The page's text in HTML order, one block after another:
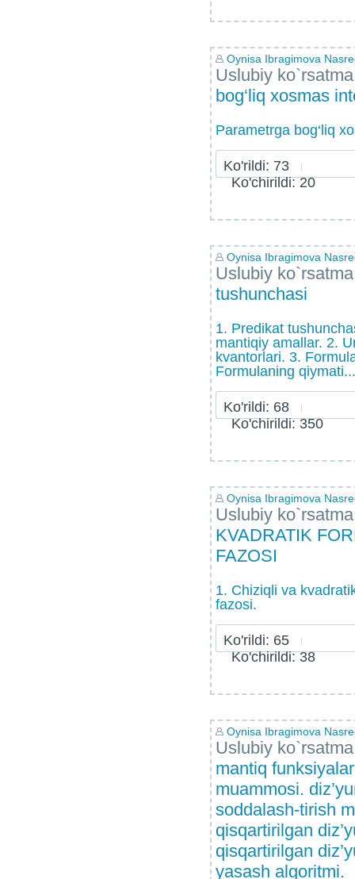
Oynisa Ibragimova
Uslubiy ko`rsatma
bog‘liq xosmas
Parametrga bog‘liq
Ko'rildi: 73
Ko'chirildi: 20
Oynisa Ibragimova
Uslubiy ko`rsatma
tushunchasi
1. Predikat
mantiqiy amallar. 2.
kvantorlari. 3.
Formulaning qiymati...
Ko'rildi: 68
Ko'chirildi: 350
Oynisa Ibragimova
Uslubiy ko`rsatma
KVADRATIK
FAZOSI
1. Chiziqli va
fazosi.
Ko'rildi: 65
Ko'chirildi: 38
Oynisa Ibragimova
Uslubiy ko`rsatma
mantiq
muammosi.
soddalash-tirish
qisqartirilgan
qisqartirilgan
yasash algoritmi.